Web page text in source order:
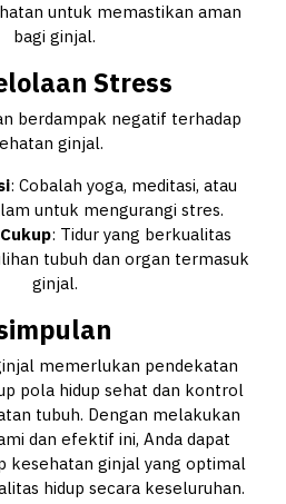
untuk memastikan aman
bagi ginjal.
Stress
berdampak negatif terhadap
ginjal.
: Cobalah yoga, meditasi, atau
untuk mengurangi stres.
: Tidur yang berkualitas
tubuh dan organ termasuk
ginjal.
memerlukan pendekatan
pola hidup sehat dan kontrol
tubuh. Dengan melakukan
dan efektif ini, Anda dapat
kesehatan ginjal yang optimal
hidup secara keseluruhan.